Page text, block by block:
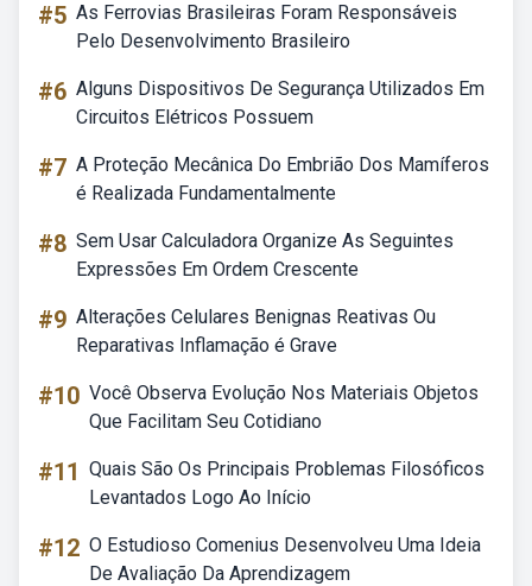
#5 As Ferrovias Brasileiras Foram Responsáveis
Pelo Desenvolvimento Brasileiro
#6 Alguns Dispositivos De Segurança Utilizados Em
Circuitos Elétricos Possuem
#7 A Proteção Mecânica Do Embrião Dos Mamíferos
é Realizada Fundamentalmente
#8 Sem Usar Calculadora Organize As Seguintes
Expressões Em Ordem Crescente
#9 Alterações Celulares Benignas Reativas Ou
Reparativas Inflamação é Grave
#10 Você Observa Evolução Nos Materiais Objetos
Que Facilitam Seu Cotidiano
#11 Quais São Os Principais Problemas Filosóficos
Levantados Logo Ao Início
#12 O Estudioso Comenius Desenvolveu Uma Ideia
De Avaliação Da Aprendizagem